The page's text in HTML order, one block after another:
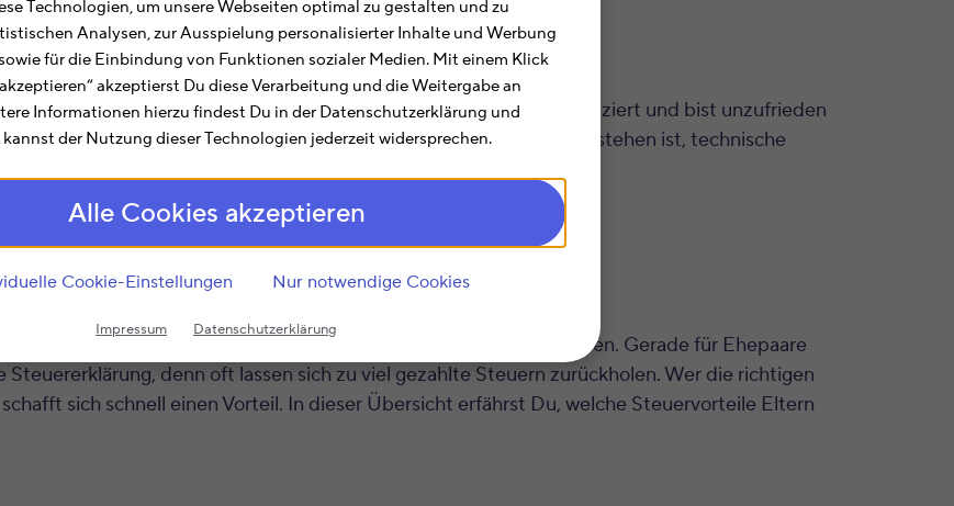
Technologien, um unsere Webseiten optimal zu gestalten und zu
Analysen, zur Ausspielung personalisierter Inhalte und Werbung
für die Einbindung von Funktionen sozialer Medien. Mit einem Klick
akzeptierst Du diese Verarbeitung und die Weitergabe an
Informationen hierzu findest Du in der Datenschutzerklärung und
kannst der Nutzung dieser Technologien jederzeit widersprechen.
Alle Cookies akzeptieren
Cookie-Einstellungen Nur notwendige Cookies
Impressum Datenschutzerklärung
Vergleich 2025
Du Deine Steuererklärung mit Elster und findest es oft kompliziert und bist unzufrieden
Viele Menschen kämpfen mit Elster, weil es oft schwer zu verstehen ist, technische
sparen kannst. Deshalb bieten wir […]
Vergünstigungen, die die Kosten für Kinder senken können. Gerade für Ehepaare
denn oft lassen sich zu viel gezahlte Steuern zurückholen. Wer die richtigen
sich schnell einen Vorteil. In dieser Übersicht erfährst Du, welche Steuervorteile Eltern